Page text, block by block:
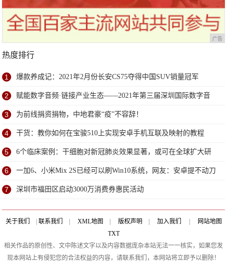
广告
热度排行
1 爆款养成记：2021年2月份长安CS75夺得中国SUV销量冠军
2 赋能数字音频·链接产业生态——2021年第三届深圳国际数字音
频产业展6月深圳盛大开幕
3 为前线捐资捐物，中地君豪“疫”不容辞！
4 干货：教你如何在宝骏510上实现安卓手机互联及映射的教程
5 6个临床案例：干细胞对新冠肺炎效果显著，或可在全球扩大研
究
6 一加6、小米Mix 2S已经可以刷Win10系统，网友：安卓提不动刀
了？
7 深圳市福田区启动3000万消费券惠民活动
关于我们 联系我们 XML地图 版权声明 加入我们
网站地图
TXT
相关作品的原创性、文中陈述文字以及内容数据庞杂本站无法一一核实，如果您发
现本网站上有侵犯您的合法权益的内容，请联系我们，本网站将立即予以删除！